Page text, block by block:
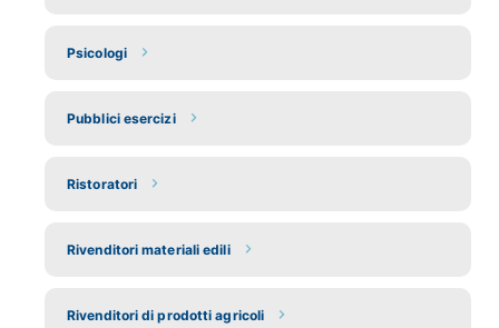
Psicologi
Pubblici esercizi
Ristoratori
Rivenditori materiali edili
Rivenditori di prodotti agricoli